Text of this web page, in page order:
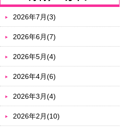
2026年7月(3)
2026年6月(7)
2026年5月(4)
2026年4月(6)
2026年3月(4)
2026年2月(10)